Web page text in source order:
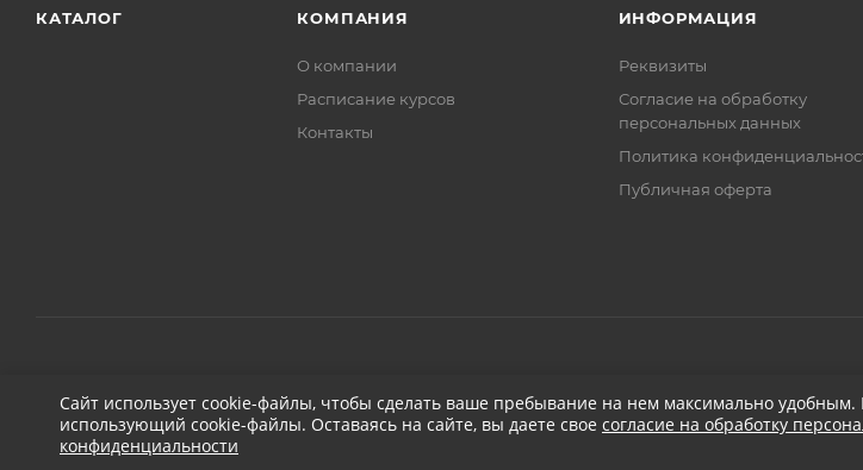
КАТАЛОГ КОМПАНИЯ
О компании
Расписание курсов
Контакты
ИНФОРМАЦИЯ
Реквизиты
Соглаcие на обработку
персональных данных
Политика
Публичная оферта
2026 © ДЕТЕЙЛИНГ-МАРКЕТ АВТОНОВЬЕ
Сайт использует cookie-файлы, чтобы сделать ваше пребывание на нем максимально
использующий cookie-файлы. Оставаясь на сайте, вы даете свое согласие на обработку
конфиденциальности